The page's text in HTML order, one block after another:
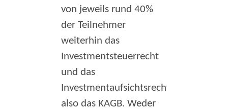
von jeweils rund 40%
der Teilnehmer
weiterhin das
Investmentsteuerrecht
und das
Investmentaufsichtsrecht,
also das KAGB. Weder